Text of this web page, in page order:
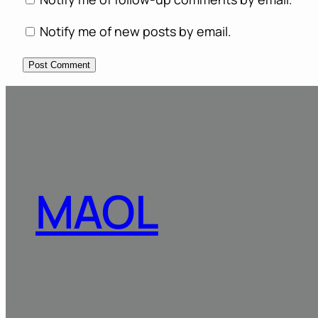
Notify me of new posts by email.
MAOL